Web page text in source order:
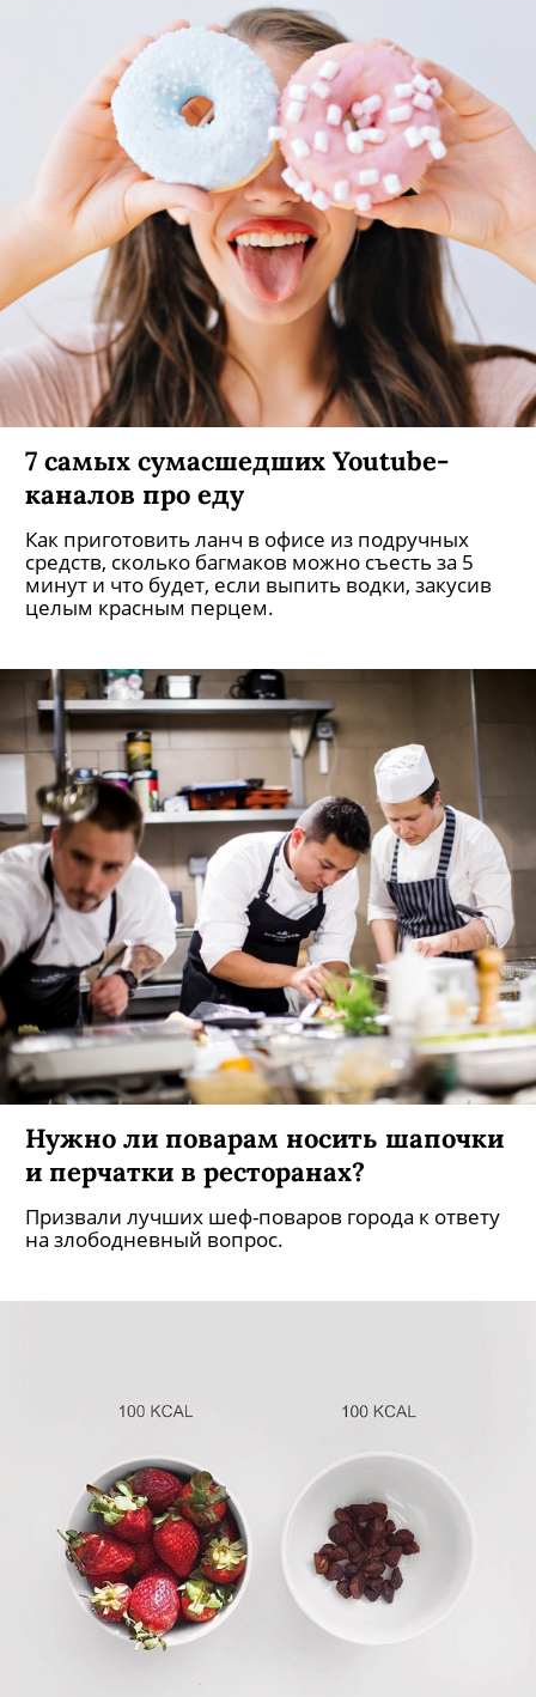
7 самых сумасшедших Youtube-
каналов про еду
Как приготовить ланч в офисе из подручных
средств, сколько багмаков можно съесть за 5
минут и что будет, если выпить водки, закусив
целым красным перцем.
Нужно ли поварам носить шапочки
и перчатки в ресторанах?
Призвали лучших шеф-поваров города к ответу
на злободневный вопрос.